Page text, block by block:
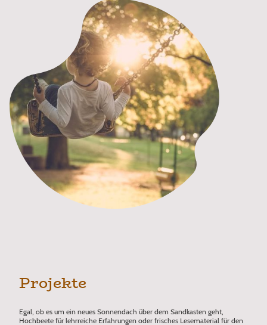
Projekte
Egal, ob es um ein neues Sonnendach über dem Sandkasten geht,
Hochbeete für lehrreiche Erfahrungen oder frisches Lesematerial für den